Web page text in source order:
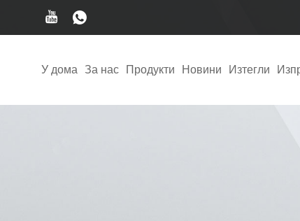
У дома За нас Продукти Новини Изтегли